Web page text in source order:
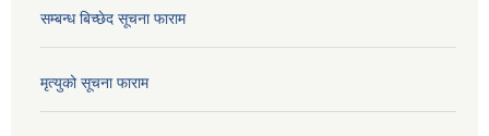
सम्बन्ध बिच्छेद सूचना फाराम
मृत्युको सूचना फाराम